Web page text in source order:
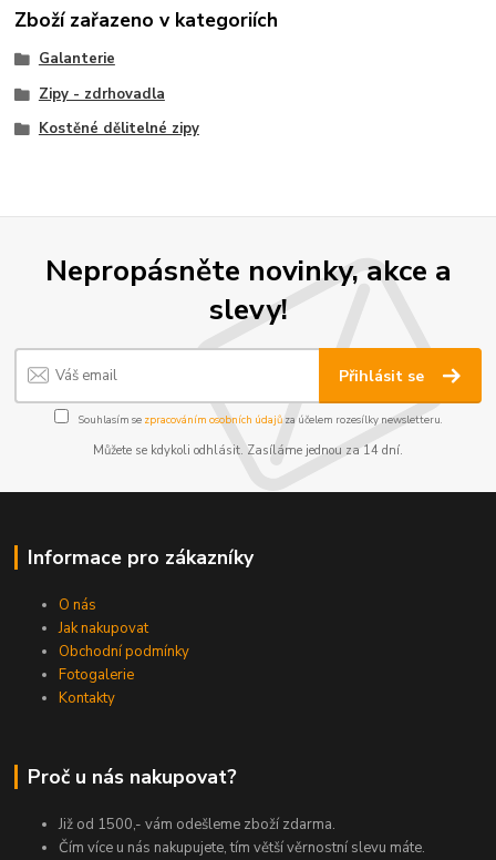
Zboží zařazeno v kategoriích
Galanterie
Zipy - zdrhovadla
Kostěné dělitelné zipy
Nepropásněte novinky, akce a
slevy!
Přihlásit se
Souhlasím se zpracováním osobních údajůza účelem rozesílky newsletteru.
Můžete se kdykoli odhlásit. Zasíláme jednou za 14 dní.
Informace pro zákazníky
O nás
Jak nakupovat
Obchodní podmínky
Fotogalerie
Kontakty
Proč u nás nakupovat?
Již od 1500,- vám odešleme zboží zdarma.
Čím více u nás nakupujete, tím větší věrnostní slevu máte.